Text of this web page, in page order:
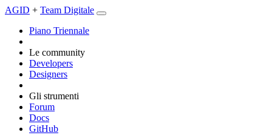
AGID + Team Digitale
Piano Triennale
Le community
Developers
Designers
Gli strumenti
Forum
Docs
GitHub